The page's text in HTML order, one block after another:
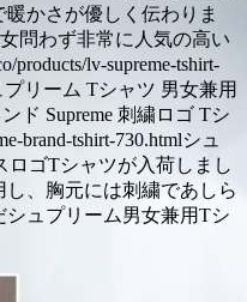
かさが優しく伝わりま
問わず非常に人気の高い
products/lv-supreme-tshirt-
プリーム Tシャツ 男女兼用
ド Supreme 刺繍ロゴ Tシ
brand-tshirt-730.htmlシュ
ロゴTシャツが入荷しまし
、胸元には刺繍であしら
ュプリーム男女兼用Tシ